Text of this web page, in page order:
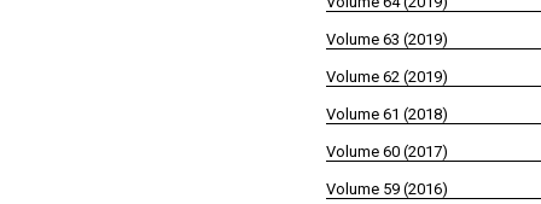
Volume 63 (2019)
Volume 62 (2019)
Volume 61 (2018)
Volume 60 (2017)
Volume 59 (2016)